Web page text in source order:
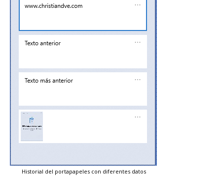
Historial del portapapeles con diferentes datos